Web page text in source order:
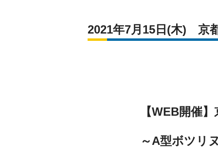
2021年7月15日(木)　京
【WEB開催
～A型ボツリ